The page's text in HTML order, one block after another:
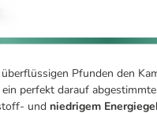
Pfunden den
perfekt darauf
und niedrigem